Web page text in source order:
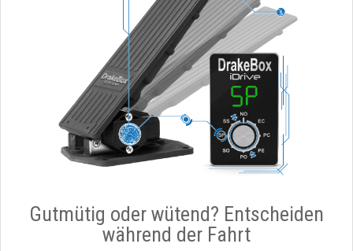
Gutmütig oder wütend? Entscheiden
während der Fahrt